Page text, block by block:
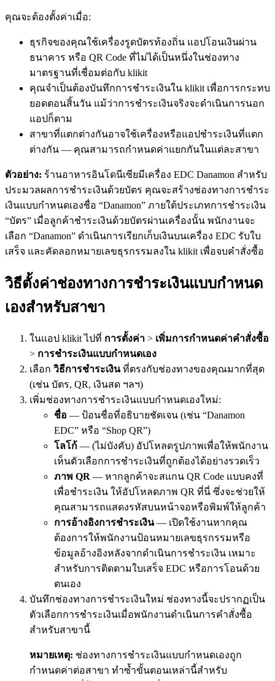
คุณจะต้องตั้งค่าเมื่อ:
ธุรกิจของคุณใช้เครื่องรูดบัตรท้องถิ่น แอปโอนเงินผ่าน
ธนาคาร หรือ QR Code ที่ไม่ได้เป็นหนึ่งในช่องทาง
มาตรฐานที่เชื่อมต่อกับ klikit
คุณจำเป็นต้องบันทึกการชำระเงินใน klikit เพื่อการกระทบ
ยอดตอนสิ้นวัน แม้ว่าการชำระเงินจริงจะดำเนินการนอก
แอปก็ตาม
สาขาที่แตกต่างกันอาจใช้เครื่องหรือแอปชำระเงินที่แตก
ต่างกัน — คุณสามารถกำหนดค่าแยกกันในแต่ละสาขา
ตัวอย่าง: ร้านอาหารอินโดนีเซียมีเครื่อง EDC Danamon สำหรับ
ประมวลผลการชำระเงินด้วยบัตร คุณจะสร้างช่องทางการชำระ
เงินแบบกำหนดเองชื่อ “Danamon” ภายใต้ประเภทการชำระเงิน
“บัตร” เมื่อลูกค้าชำระเงินด้วยบัตรผ่านเครื่องนั้น พนักงานจะ
เลือก “Danamon” ดำเนินการเรียกเก็บเงินบนเครื่อง EDC รับใบ
เสร็จ และคัดลอกหมายเลขธุรกรรมลงใน klikit เพื่อจบคำสั่งซื้อ
วิธีตั้งค่าช่องทางการชำระเงินแบบกำหนด
เองสำหรับสาขา
ในแอป klikit ไปที่ การตั้งค่า > เพิ่มการกำหนดค่าคำสั่งซื้อ
> การชำระเงินแบบกำหนดเอง
เลือก วิธีการชำระเงินที่ตรงกับช่องทางของคุณมากที่สุด
(เช่น บัตร, QR, เงินสด ฯลฯ)
เพิ่มช่องทางการชำระเงินแบบกำหนดเองใหม่:
ชื่อ — ป้อนชื่อที่อธิบายชัดเจน (เช่น “Danamon
EDC” หรือ “Shop QR”)
โลโก้ — (ไม่บังคับ) อัปโหลดรูปภาพเพื่อให้พนักงาน
เห็นตัวเลือกการชำระเงินที่ถูกต้องได้อย่างรวดเร็ว
ภาพ QR — หากลูกค้าจะสแกน QR Code แบบคงที่
เพื่อชำระเงิน ให้อัปโหลดภาพ QR ที่นี่ ซึ่งจะช่วยให้
คุณสามารถแสดงรหัสบนหน้าจอหรือพิมพ์ให้ลูกค้า
การอ้างอิงการชำระเงิน— เปิดใช้งานหากคุณ
ต้องการให้พนักงานป้อนหมายเลขธุรกรรมหรือ
ข้อมูลอ้างอิงหลังจากดำเนินการชำระเงิน เหมาะ
สำหรับการติดตามใบเสร็จ EDC หรือการโอนด้วย
ตนเอง
บันทึกช่องทางการชำระเงินใหม่ ช่องทางนี้จะปรากฏเป็น
ตัวเลือกการชำระเงินเมื่อพนักงานดำเนินการคำสั่งซื้อ
สำหรับสาขานี้
หมายเหตุ: ช่องทางการชำระเงินแบบกำหนดเองถูก
กำหนดค่าต่อสาขา ทำซ้ำขั้นตอนเหล่านี้สำหรับ